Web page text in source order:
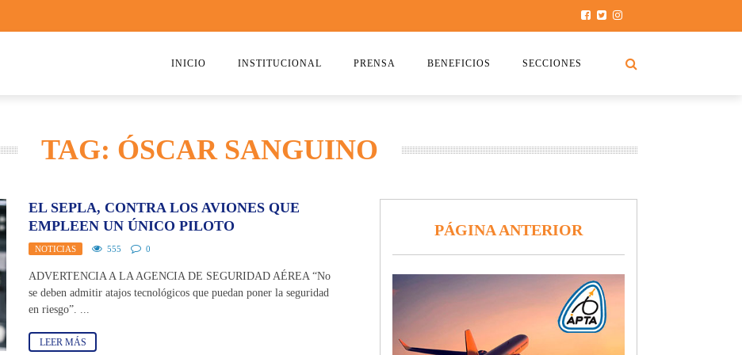
INICIO INSTITUCIONAL
ESTATUTO
RICARDO CIRIELLI
PRENSA
2025
BENEFICIOS
COMISIÓN
SECCIONES
HISTORIAS DE LUCHA
TAG: ÓSCAR SANGUINO
EL SEPLA, CONTRA LOS AVIONES QUE
EMPLEEN UN ÚNICO PILOTO
NOTICIAS 555 0
ADVERTENCIA A LA AGENCIA DE SEGURIDAD AÉREA “No
se deben admitir atajos tecnológicos que puedan poner la seguridad
en riesgo”. ...
LEER MÁS
PÁGINA ANTERIOR